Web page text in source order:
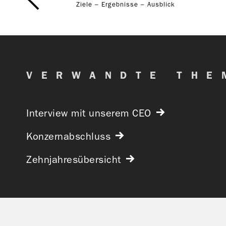
Ziele – Ergebnisse – Ausblick
VERWANDTE
Interview mit unserem CEO
Konzernabschluss
Zehnjahresübersicht